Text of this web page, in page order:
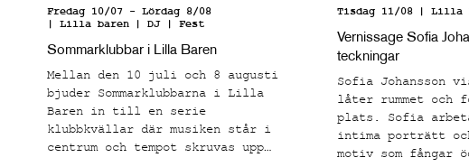
Fredag 10/07 - Lördag 8/08
| Lilla baren | DJ | Fest
Sommarklubbar i Lilla Baren
Mellan den 10 juli och 8 augusti
bjuder Sommarklubbarna i Lilla
Baren in till en serie
klubbkvällar där musiken står i
centrum och tempot skruvas upp
Tisdag 11/08 | Lilla
Vernissage Sofia
teckningar
Sofia Johansson
låter rummet och
plats. Sofia
intima porträtt
motiv som fångar